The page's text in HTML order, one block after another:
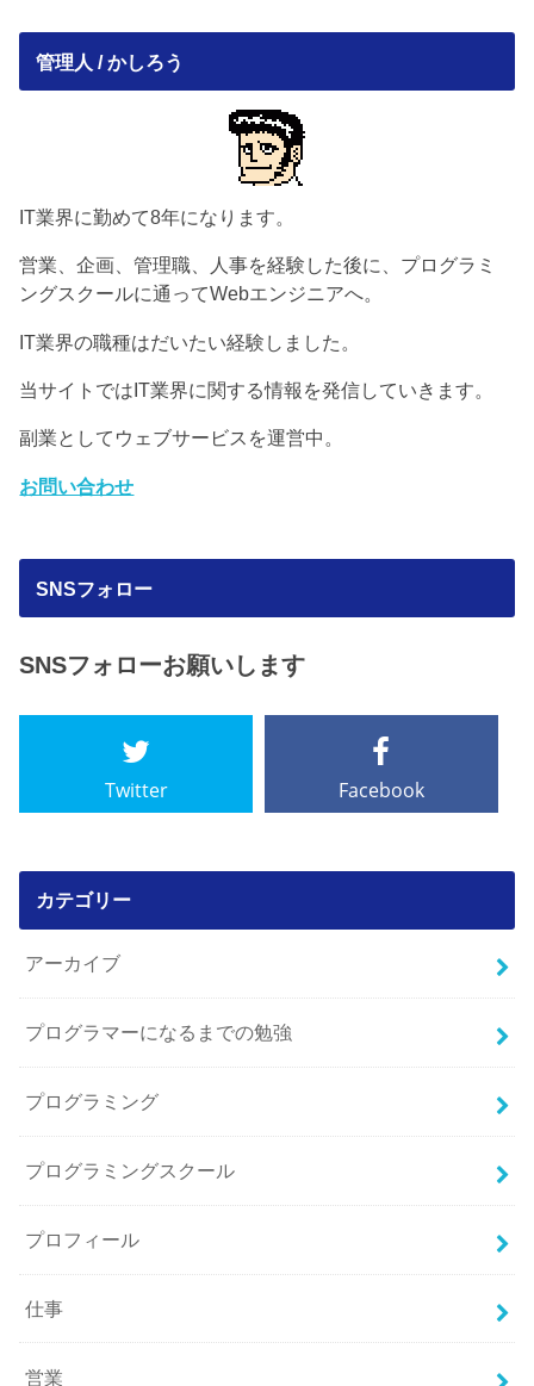
管理人 / かしろう
IT業界に勤めて8年になります。
営業、企画、管理職、人事を経験した後に、プログラミ
ングスクールに通ってWebエンジニアへ。
IT業界の職種はだいたい経験しました。
当サイトではIT業界に関する情報を発信していきます。
副業としてウェブサービスを運営中。
お問い合わせ
SNSフォロー
SNSフォローお願いします
Twitter Facebook
カテゴリー
アーカイブ
プログラマーになるまでの勉強
プログラミング
プログラミングスクール
プロフィール
仕事
営業